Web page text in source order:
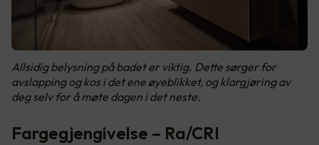
Allsidig belysning på badet er viktig. Dette sørger for
avslapping og kos i det ene øyeblikket, og klargjøring av
deg selv for å møte dagen i det neste.
Fargegjengivelse – Ra/CRI